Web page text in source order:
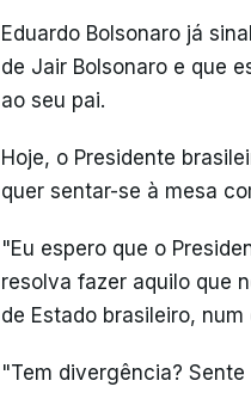
Eduardo Bolsonaro já
de Jair Bolsonaro e que
ao seu pai.
Hoje, o Presidente
quer sentar-se à mesa
"Eu espero que o
resolva fazer aquilo que
de Estado brasileiro,
"Tem divergência?